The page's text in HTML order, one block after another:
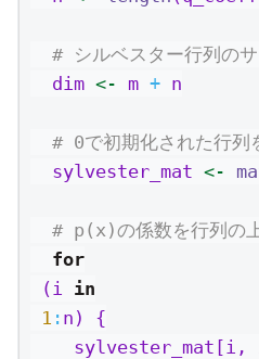
# シルベスター行列
  dim
<- m + n
# 0で初期化された行列
  sylvester_mat
<-
# p(x)の係数を行列の
for
(i in
1 : n) {
sylvester_mat[i,